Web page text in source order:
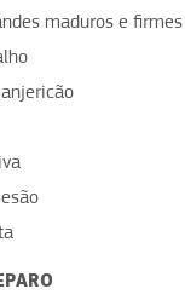
maduros e firmes